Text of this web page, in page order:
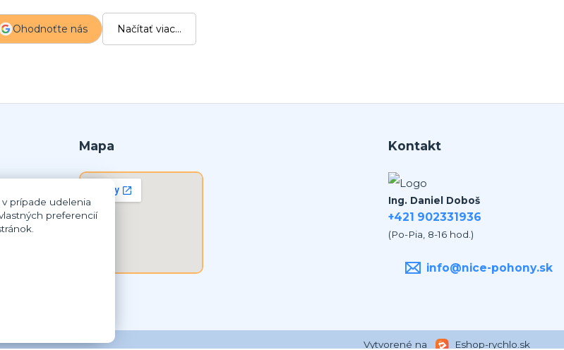
Ohodnoťte nás Načítať viac...
Mapa Kontakt
Ing. Daniel Doboš
+421 902331936
(Po-Pia, 8-16 hod.)
info@nice-pohony.sk
Vytvorené na Eshop-rychlo.sk
prípade udelenia
preferencií